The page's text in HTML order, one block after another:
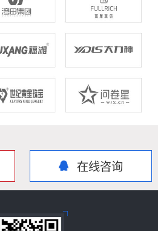
在线咨询